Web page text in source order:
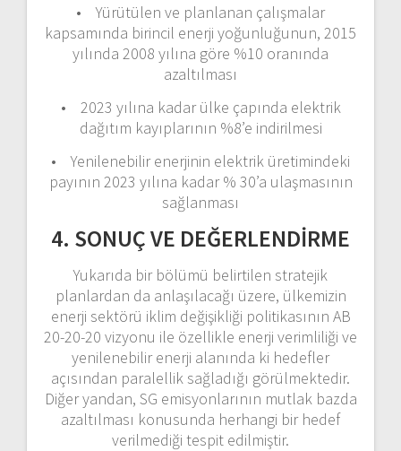
• Yürütülen ve planlanan çalışmalar
kapsamında birincil enerji yoğunluğunun, 2015
yılında 2008 yılına göre %10 oranında
azaltılması
• 2023 yılına kadar ülke çapında elektrik
dağıtım kayıplarının %8’e indirilmesi
• Yenilenebilir enerjinin elektrik üretimindeki
payının 2023 yılına kadar % 30’a ulaşmasının
sağlanması
4. SONUÇ VE DEĞERLENDİRME
Yukarıda bir bölümü belirtilen stratejik
planlardan da anlaşılacağı üzere, ülkemizin
enerji sektörü iklim değişikliği politikasının AB
20-20-20 vizyonu ile özellikle enerji verimliliği ve
yenilenebilir enerji alanında ki hedefler
açısından paralellik sağladığı görülmektedir.
Diğer yandan, SG emisyonlarının mutlak bazda
azaltılması konusunda herhangi bir hedef
verilmediği tespit edilmiştir.